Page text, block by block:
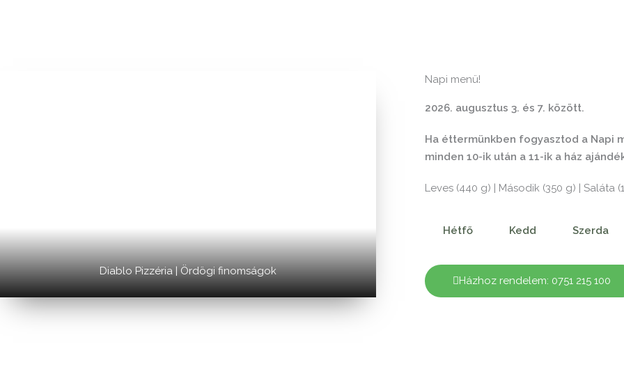
Diablo Pizzéria | Ördögi finomságok
Napi menü!
2026. augusztus 3. és 7. között.
Ha éttermünkben fogyasztod a Napi
minden 10-ik után a 11-ik a ház
Leves (440 g) | Második (350 g) | Saláta
Hétfő Kedd Szerda
Házhoz rendelem: 0751 215 100